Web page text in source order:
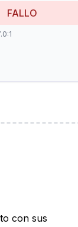
FALLO
con sus